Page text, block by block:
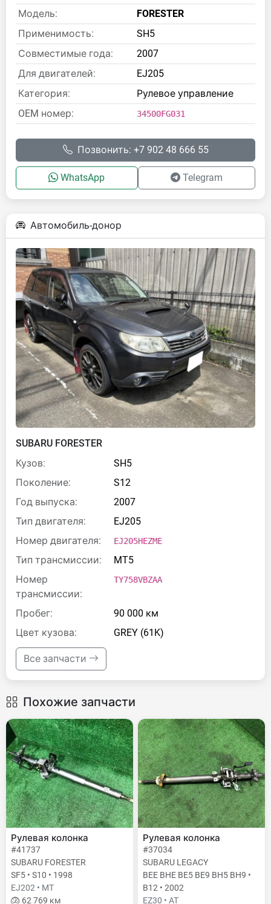
Модель:
FORESTER
Применимость:
SH5
Совместимые года:
2007
Для двигателей:
EJ205
Категория:
Рулевое управление
OEM номер:
34500FG031
Позвонить: +7 902 48 666 55
WhatsApp Telegram
Автомобиль-донор
SUBARU FORESTER
Кузов:
SH5
Поколение:
S12
Год выпуска:
2007
Тип двигателя:
EJ205
Номер двигателя:
EJ205HEZME
Тип трансмиссии:
MT5
Номер
трансмиссии:
TY758VBZAA
Пробег:
90 000 км
Цвет кузова:
GREY (61K)
Все запчасти
Похожие запчасти
Рулевая колонка
#41737
SUBARU FORESTER
SF5 • S10 • 1998
EJ202 • MT
62 769 км
Рулевая колонка
#37034
SUBARU LEGACY
BEE BHE BE5 BE9 BH5 BH9 •
B12 • 2002
EZ30 • AT